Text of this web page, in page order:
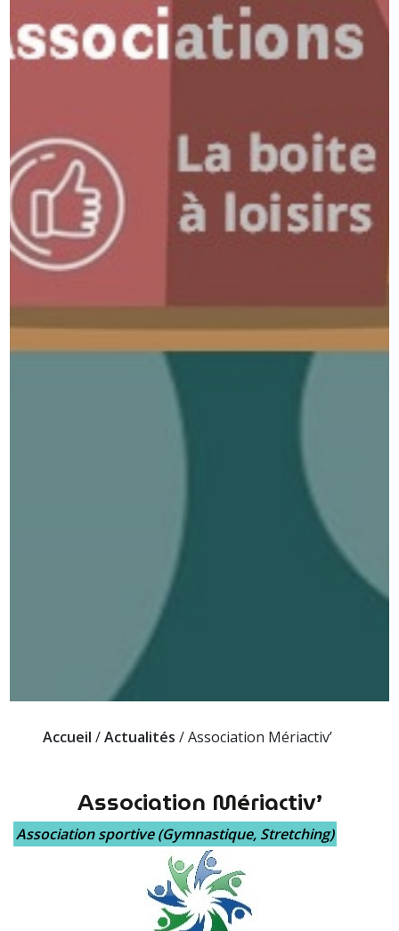
Accueil /Actualités /Association Mériactiv’
Association Mériactiv’
Association sportive (Gymnastique, Stretching)